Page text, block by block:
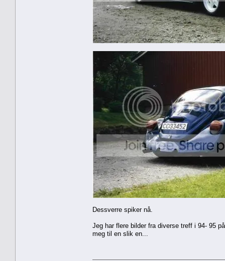
Dessverre spiker nå.
Jeg har flere bilder fra diverse treff i 94- 95
meg til en slik en...